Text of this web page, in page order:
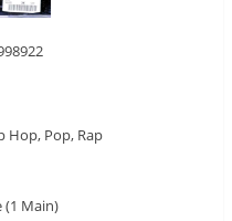
Hop, Pop, Rap
(1 Main)